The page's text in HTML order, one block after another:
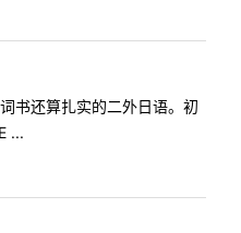
书还算扎实的二外日语。初
...